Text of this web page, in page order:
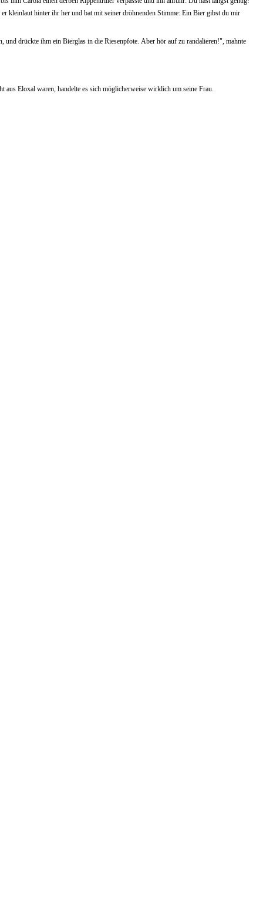
kleinlaut hinter ihr her und bat mit seiner dröhnenden Stimme: Ein Bier gibst du mir
drückte ihm ein Bierglas in die Riesenpfote. Aber hör auf zu randalieren!", mahnte
aus Eloxal waren, handelte es sich möglicherweise wirklich um seine Frau.